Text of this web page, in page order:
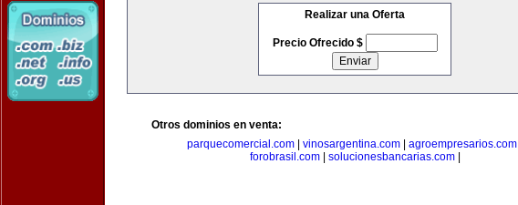
Realizar una Oferta
Precio Ofrecido $
Otros dominios en venta:
parquecomercial.com
vinosargentina.com agroempresarios.com
forobrasil.com| solucionesbancarias.com|